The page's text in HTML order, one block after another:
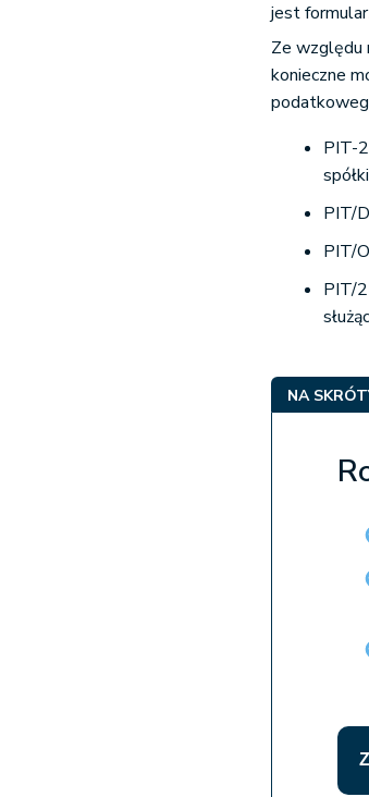
jest
Ze względu
konieczne
PIT-
PIT/
PIT/
PIT/
NA